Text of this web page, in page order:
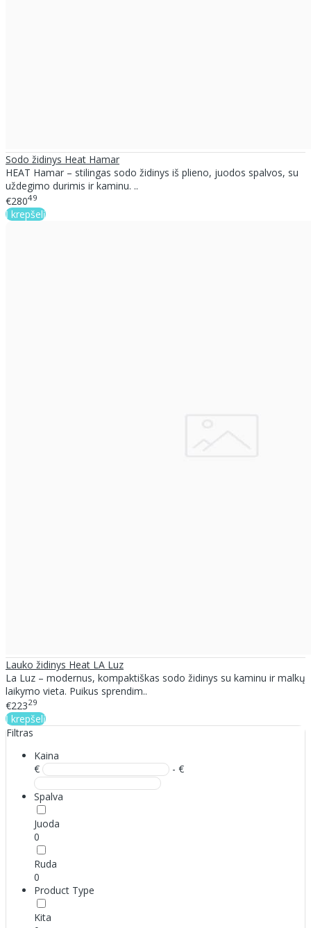
Sodo židinys Heat Hamar
HEAT Hamar – stilingas sodo židinys iš plieno, juodos spalvos, su
uždegimo durimis ir kaminu. ..
€28049
Į krepšelį
Lauko židinys Heat LA Luz
La Luz – modernus, kompaktiškas sodo židinys su kaminu ir malkų
laikymo vieta. Puikus sprendim..
€22329
Į krepšelį
Filtras
Kaina
€
- €
Spalva
Juoda
0
Ruda
0
Product Type
Kita